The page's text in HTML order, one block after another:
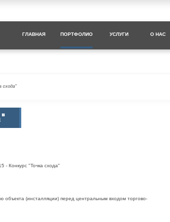
ГЛАВНАЯ ПОРТФОЛИО УСЛУГИ О НАС
схода"
- Конкурс "Точка схода"
(инсталляции) перед центральным входом торгово-